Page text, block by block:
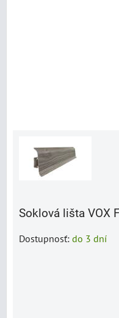
Soklová lišta VOX
Dostupnosť: do 3 dní